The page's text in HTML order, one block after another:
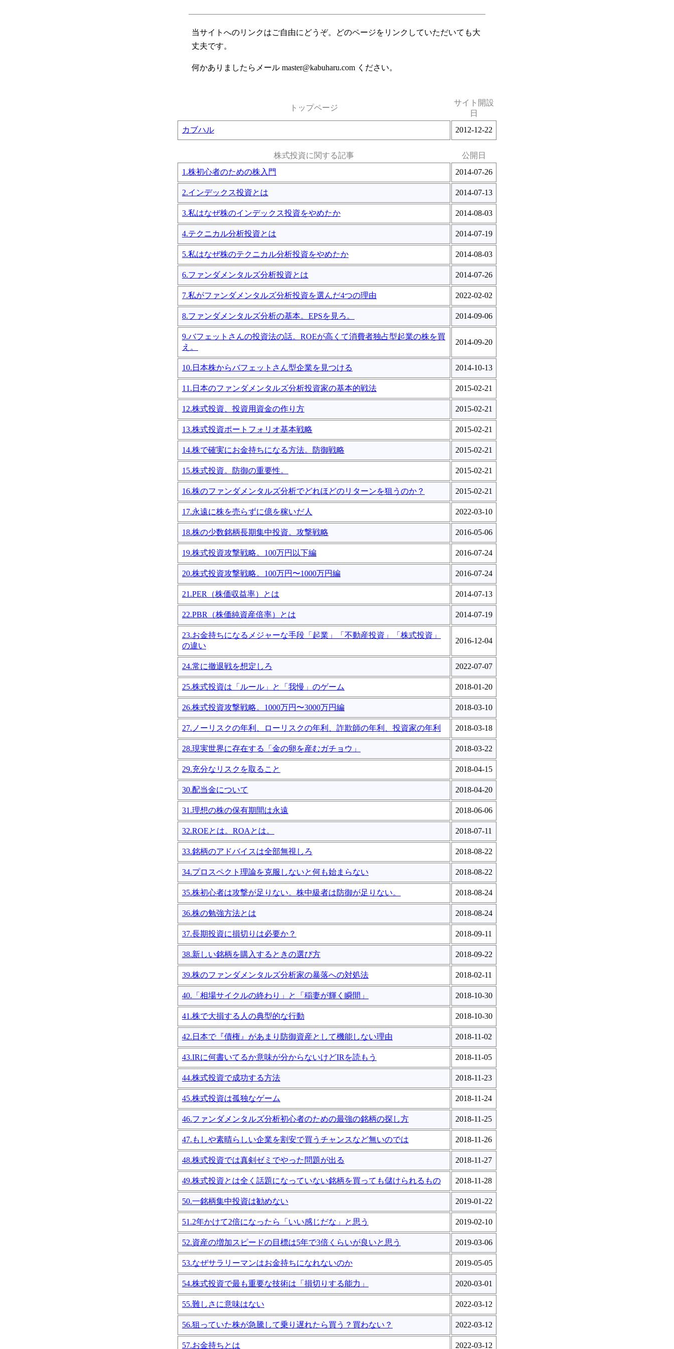
当サイトへのリンクはご自由にどうぞ。どのページをリンクしていただいても大
丈夫です。
何かありましたらメール master@kabuharu.com ください。
トップページ
サイト開設
日
カブハル
2012-12-22
株式投資に関する記事
公開日
1.株初心者のための株入門
2014-07-26
2.インデックス投資とは 2014-07-13
3.私はなぜ株のインデックス投資をやめたか 2014-08-03
4.テクニカル分析投資とは 2014-07-19
5.私はなぜ株のテクニカル分析投資をやめたか 2014-08-03
6.ファンダメンタルズ分析投資とは 2014-07-26
7.私がファンダメンタルズ分析投資を選んだ4つの理由 2022-02-02
8.ファンダメンタルズ分析の基本。EPSを見ろ。 2014-09-06
9.バフェットさんの投資法の話。ROEが高くて消費者独占型起業の株を買
え。
2014-09-20
10.日本株からバフェットさん型企業を見つける 2014-10-13
11.日本のファンダメンタルズ分析投資家の基本的戦法 2015-02-21
12.株式投資、投資用資金の作り方 2015-02-21
13.株式投資ポートフォリオ基本戦略 2015-02-21
14.株で確実にお金持ちになる方法。防御戦略 2015-02-21
15.株式投資。防御の重要性。 2015-02-21
16.株のファンダメンタルズ分析でどれほどのリターンを狙うのか？ 2015-02-21
17.永遠に株を売らずに億を稼いだ人 2022-03-10
18.株の少数銘柄長期集中投資。攻撃戦略 2016-05-06
19.株式投資攻撃戦略。100万円以下編 2016-07-24
20.株式投資攻撃戦略。100万円〜1000万円編 2016-07-24
21.PER（株価収益率）とは 2014-07-13
22.PBR（株価純資産倍率）とは 2014-07-19
23.お金持ちになるメジャーな手段「起業」「不動産投資」「株式投資」
の違い
2016-12-04
24.常に撤退戦を想定しろ 2022-07-07
25.株式投資は「ルール」と「我慢」のゲーム 2018-01-20
26.株式投資攻撃戦略。1000万円〜3000万円編 2018-03-10
27.ノーリスクの年利、ローリスクの年利、詐欺師の年利、投資家の年利 2018-03-18
28.現実世界に存在する「金の卵を産むガチョウ」 2018-03-22
29.充分なリスクを取ること 2018-04-15
30.配当金について 2018-04-20
31.理想の株の保有期間は永遠 2018-06-06
32.ROEとは。ROAとは。 2018-07-11
33.銘柄のアドバイスは全部無視しろ 2018-08-22
34.プロスペクト理論を克服しないと何も始まらない 2018-08-22
35.株初心者は攻撃が足りない。株中級者は防御が足りない。 2018-08-24
36.株の勉強方法とは 2018-08-24
37.長期投資に損切りは必要か？ 2018-09-11
38.新しい銘柄を購入するときの選び方 2018-09-22
39.株のファンダメンタルズ分析家の暴落への対処法 2018-02-11
40.「相場サイクルの終わり」と「稲妻が輝く瞬間」 2018-10-30
41.株で大損する人の典型的な行動 2018-10-30
42.日本で『債権』があまり防御資産として機能しない理由 2018-11-02
43.IRに何書いてるか意味が分からないけどIRを読もう 2018-11-05
44.株式投資で成功する方法 2018-11-23
45.株式投資は孤独なゲーム 2018-11-24
46.ファンダメンタルズ分析初心者のための最強の銘柄の探し方 2018-11-25
47.もしや素晴らしい企業を割安で買うチャンスなど無いのでは 2018-11-26
48.株式投資では真剣ゼミでやった問題が出る 2018-11-27
49.株式投資とは全く話題になっていない銘柄を買っても儲けられるもの 2018-11-28
50.一銘柄集中投資は勧めない 2019-01-22
51.2年かけて2倍になったら「いい感じだな」と思う 2019-02-10
52.資産の増加スピードの目標は5年で3倍くらいが良いと思う 2019-03-06
53.なぜサラリーマンはお金持ちになれないのか 2019-05-05
54.株式投資で最も重要な技術は「損切りする能力」 2020-03-01
55.難しさに意味はない 2022-03-12
56.狙っていた株が急騰して乗り遅れたら買う？買わない？ 2022-03-12
57.お金持ちとは 2022-03-12